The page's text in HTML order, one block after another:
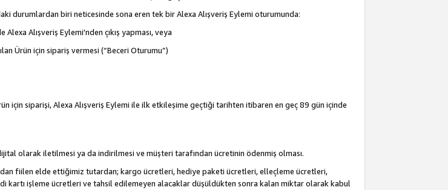
durumlardan biri neticesinde sona eren tek bir Alexa Alışveriş Eylemi oturumunda:
Alışveriş Eylemi'nden çıkış yapması, veya
Ürün için sipariş vermesi (“Beceri Oturumu”)
için siparişi, Alexa Alışveriş Eylemi ile ilk etkileşime geçtiği tarihten itibaren en geç 89 gün içinde
olarak iletilmesi ya da indirilmesi ve müşteri tarafından ücretinin ödenmiş olması.
fiilen elde ettiğimiz tutardan; kargo ücretleri, hediye paketi ücretleri, elleçleme ücretleri,
kartı işleme ücretleri ve tahsil edilemeyen alacaklar düşüldükten sonra kalan miktar olarak kabul